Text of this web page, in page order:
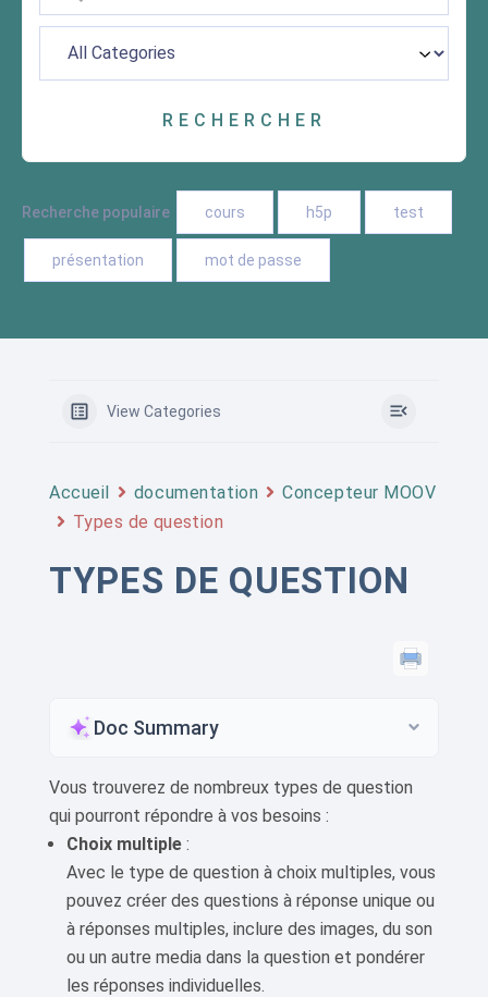
Recherche populaire cours h5p test
présentation mot de passe
View Categories
Accueil documentation
Concepteur MOOV
Types de question
TYPES DE QUESTION
Doc Summary
Vous trouverez de nombreux types de question
qui pourront répondre à vos besoins :
Choix multiple :
Avec le type de question à choix multiples, vous
pouvez créer des questions à réponse unique ou
à réponses multiples, inclure des images, du son
ou un autre media dans la question et pondérer
les réponses individuelles.